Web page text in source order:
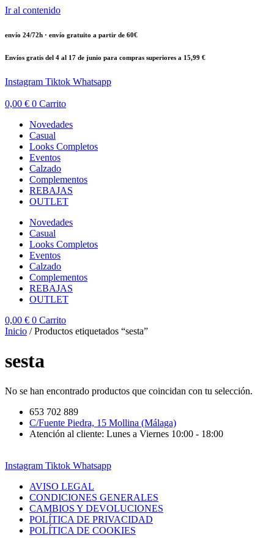
Ir al contenido
envío 24/72h · envío gratuito a partir de 60€
Envíos gratis del 4 al 17 de junio para compras superiores a 15,99 €
Instagram Tiktok Whatsapp
0,00 € 0 Carrito
Novedades
Casual
Looks Completos
Eventos
Calzado
Complementos
REBAJAS
OUTLET
Novedades
Casual
Looks Completos
Eventos
Calzado
Complementos
REBAJAS
OUTLET
0,00 € 0 Carrito
Inicio / Productos etiquetados “sesta”
sesta
No se han encontrado productos que coincidan con tu selección.
653 702 889
C/Fuente Piedra, 15 Mollina (Málaga)
Atención al cliente: Lunes a Viernes 10:00 - 18:00
Instagram Tiktok Whatsapp
AVISO LEGAL
CONDICIONES GENERALES
CAMBIOS Y DEVOLUCIONES
POLÍTICA DE PRIVACIDAD
POLÍTICA DE COOKIES